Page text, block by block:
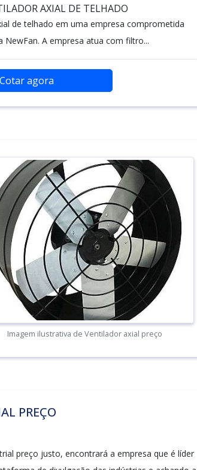
AXIAL DE TELHADO
de telhado em uma empresa comprometida
A empresa atua com filtro...
Cotar agora
Imagem ilustrativa de Ventilador axial preço
PREÇO
preço justo, encontrará a empresa que é líder